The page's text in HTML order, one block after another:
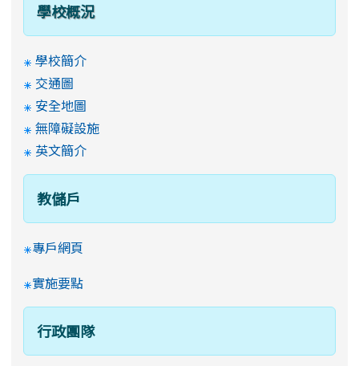
學校概況
學校簡介
交通圖
安全地圖
無障礙設施
英文簡介
教儲戶
專戶網頁
實施要點
行政團隊